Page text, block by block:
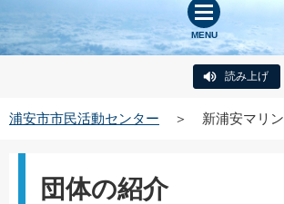
MENU
読み上げ
浦安市市民活動センター ＞ 新浦安マリ
団体の紹介